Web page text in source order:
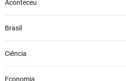
Aconteceu
Brasil
Ciência
Economia